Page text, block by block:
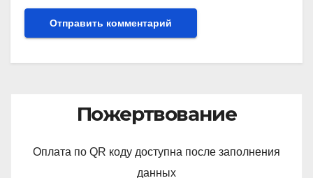
Пожертвование
Оплата по QR коду доступна после заполнения
данных